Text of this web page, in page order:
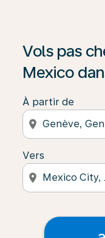
Vols pas
Mexico
À partir de
location_on
Vers
location_on